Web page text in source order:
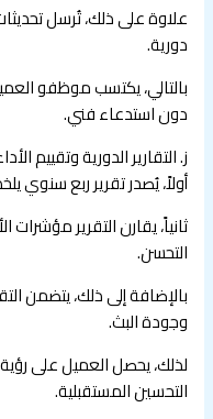
علاوة على ذلك، تُرسل
دورية.
بالتالي، يكتسب موظفو
دون استدعاء فني.
ز. التقارير الدورية وتقييم
أولاً، يُصدر تقرير ربع سنوي
ثانياً، يقارن التقرير مؤشرات
التحسن.
بالإضافة إلى ذلك، يتضمن
وجودة البث.
لذلك، يحصل العميل على
التحسين المستقبلية.